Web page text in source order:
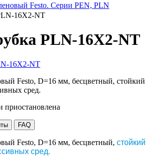
Festo. Серии PEN, PLN
16X2-NT
PLN-16X2-NT
Festo, D=16 мм, бесцветный, стойкий
сред.
приостановлена
FAQ
Festo, D=16 мм, бесцветный, стойкий
сред.